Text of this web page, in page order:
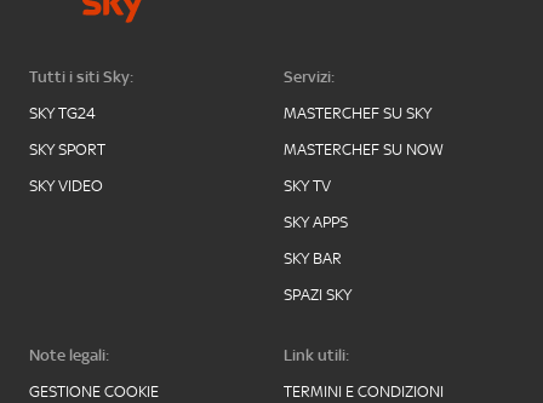
Tutti i siti Sky:
SKY TG24
SKY SPORT
SKY VIDEO
Servizi:
MASTERCHEF SU SKY
MASTERCHEF SU NOW
SKY TV
SKY APPS
SKY BAR
SPAZI SKY
Note legali:
GESTIONE COOKIE
Link utili:
TERMINI E CONDIZIONI